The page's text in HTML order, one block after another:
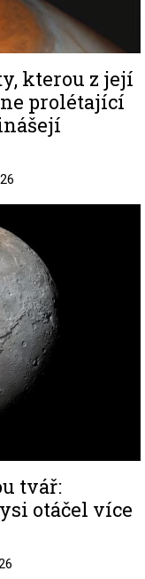
kterou z její
prolétající
tvář:
otáčel více